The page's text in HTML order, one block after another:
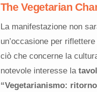
The Vegetarian
La manifestazione non
un’occasione per
ciò che concerne la
notevole interesse la
“Vegetarianismo: